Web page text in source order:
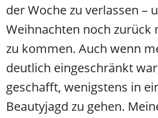
der Woche zu verlassen –
Weihnachten noch zurück
zu kommen. Auch wenn
deutlich eingeschränkt
geschafft, wenigstens in
Beautyjagd zu gehen.